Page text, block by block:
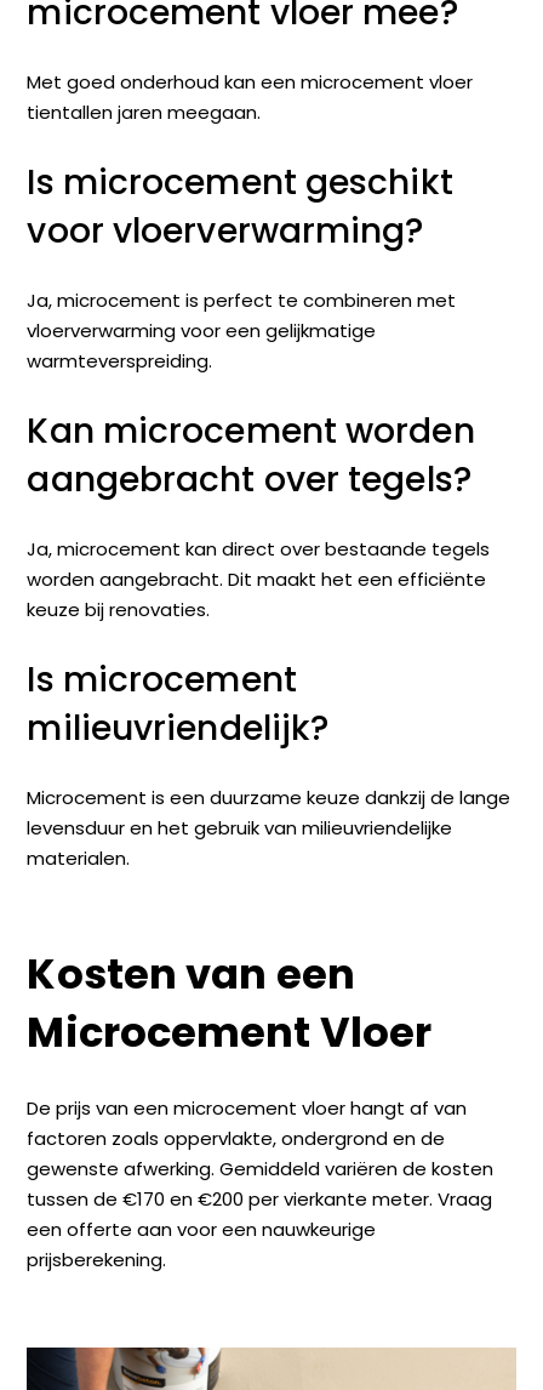
microcement vloer mee?
Met goed onderhoud kan een microcement vloer
tientallen jaren meegaan.
Is microcement geschikt
voor vloerverwarming?
Ja, microcement is perfect te combineren met
vloerverwarming voor een gelijkmatige
warmteverspreiding.
Kan microcement worden
aangebracht over tegels?
Ja, microcement kan direct over bestaande tegels
worden aangebracht. Dit maakt het een efficiënte
keuze bij renovaties.
Is microcement
milieuvriendelijk?
Microcement is een duurzame keuze dankzij de lange
levensduur en het gebruik van milieuvriendelijke
materialen.
Kosten van een
Microcement Vloer
De prijs van een microcement vloer hangt af van
factoren zoals oppervlakte, ondergrond en de
gewenste afwerking. Gemiddeld variëren de kosten
tussen de €170 en €200 per vierkante meter. Vraag
een offerte aan voor een nauwkeurige
prijsberekening.